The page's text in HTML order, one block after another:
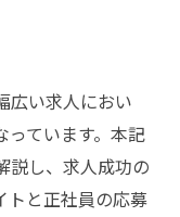
広い求人におい
っています。本記
説し、求人成功の
トと正社員の応募